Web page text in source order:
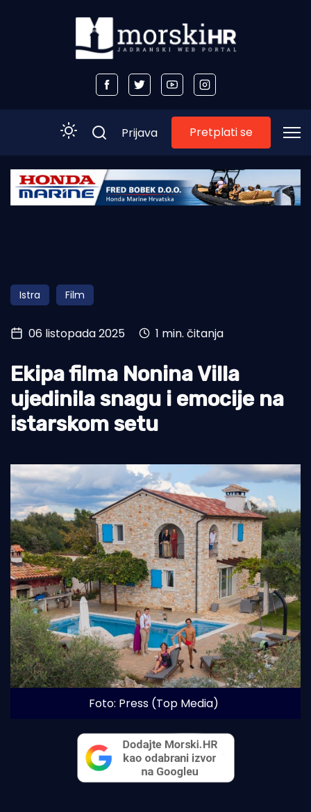
Početna
Obala
Otoci
Turizam i nautika
Pomorstvo
Ribolov
Ekologija
Prijava Pretplati se
Istra Film
06 listopada 2025 1 min. čitanja
Ekipa filma Nonina Villa
ujedinila snagu i emocije na
istarskom setu
Foto: Press (Top Media)